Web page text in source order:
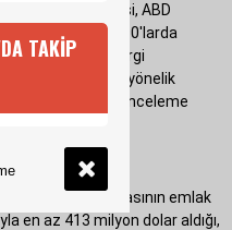
Vergi Dairesi, ABD
Trump'ın 1990'larda
dolar vergi
yardım ettiğine yönelik
iddialara ilişkin inceleme
Trump'ın babasının emlak
en az 413 milyon dolar aldığı,
TAKİP